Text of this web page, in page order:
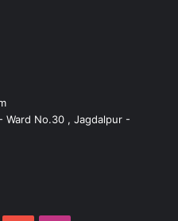
Ward No.30 , Jagdalpur -